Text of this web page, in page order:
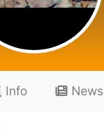
Info News